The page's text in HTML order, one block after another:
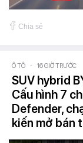
Chia sẻ
Ô TÔ - 16 GIỜ TRƯỚC
SUV hybrid
Cấu hình 7
Defender,
kiến mở bán